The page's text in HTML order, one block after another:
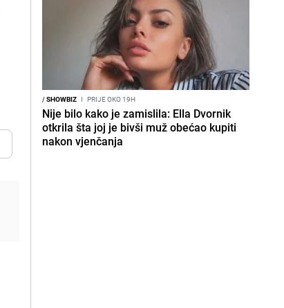
/SHOWBIZ I PRIJE OKO 19H
Nije bilo kako je zamislila: Ella Dvornik
otkrila šta joj je bivši muž obećao kupiti
nakon vjenčanja